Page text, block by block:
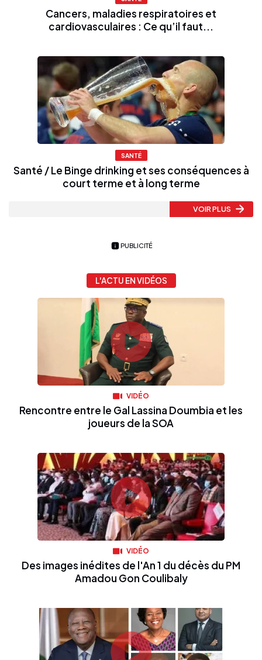
Cancers, maladies respiratoires et
cardiovasculaires : Ce qu’il faut...
SANTÉ
Santé / Le Binge drinking et ses conséquences à
court terme et à long terme
VOIR PLUS
PUBLICITÉ
L'ACTU EN VIDÉOS
VIDÉO
Rencontre entre le Gal Lassina Doumbia et les
joueurs de la SOA
VIDÉO
Des images inédites de l'An 1 du décès du PM
Amadou Gon Coulibaly